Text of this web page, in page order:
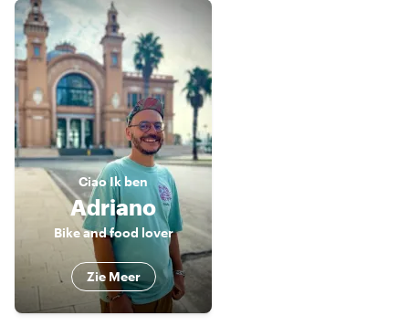
CiaoIk ben
Adriano
Bike and food lover
Zie Meer